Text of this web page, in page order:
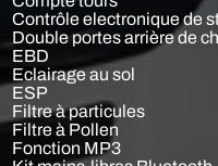
Contrôle electronique de
Double portes arrière de
EBD
Eclairage au sol
ESP
Filtre à particules
Filtre à Pollen
Fonction MP3